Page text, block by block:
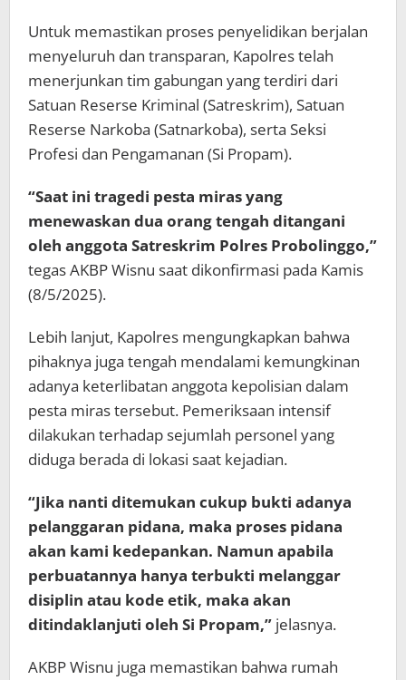
Untuk memastikan proses penyelidikan berjalan
menyeluruh dan transparan, Kapolres telah
menerjunkan tim gabungan yang terdiri dari
Satuan Reserse Kriminal (Satreskrim), Satuan
Reserse Narkoba (Satnarkoba), serta Seksi
Profesi dan Pengamanan (Si Propam).
“Saat ini tragedi pesta miras yang
menewaskan dua orang tengah ditangani
oleh anggota Satreskrim Polres Probolinggo,”
tegas AKBP Wisnu saat dikonfirmasi pada Kamis
(8/5/2025).
Lebih lanjut, Kapolres mengungkapkan bahwa
pihaknya juga tengah mendalami kemungkinan
adanya keterlibatan anggota kepolisian dalam
pesta miras tersebut. Pemeriksaan intensif
dilakukan terhadap sejumlah personel yang
diduga berada di lokasi saat kejadian.
“Jika nanti ditemukan cukup bukti adanya
pelanggaran pidana, maka proses pidana
akan kami kedepankan. Namun apabila
perbuatannya hanya terbukti melanggar
disiplin atau kode etik, maka akan
ditindaklanjuti oleh Si Propam,” jelasnya.
AKBP Wisnu juga memastikan bahwa rumah